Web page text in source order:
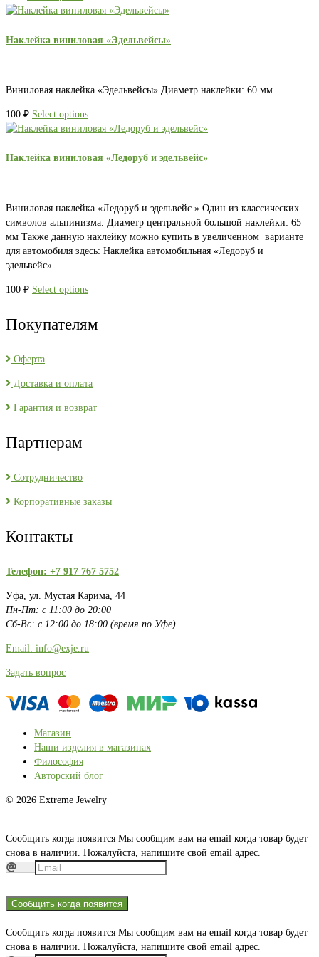
Наклейка виниловая «Эдельвейсы»
Виниловая наклейка «Эдельвейсы» Диаметр наклейки: 60 мм
100 ₽ Select options
Наклейка виниловая «Ледоруб и эдельвейс»
Виниловая наклейка «Ледоруб и эдельвейс » Один из классических
символов альпинизма. Диаметр центральной большой наклейки: 65
мм Также данную наклейку можно купить в увеличенном варианте
для автомобиля здесь: Наклейка автомобильная «Ледоруб и
эдельвейс»
100 ₽ Select options
Покупателям
Оферта
Доставка и оплата
Гарантия и возврат
Партнерам
Сотрудничество
Корпоративные заказы
Контакты
Телефон: +7 917 767 5752
Уфа, ул. Мустая Карима, 44
Пн-Пт: с 11:00 до 20:00
Сб-Вс: с 12:00 до 18:00 (время по Уфе)
Email: info@exje.ru
Задать вопрос
Магазин
Наши изделия в магазинах
Философия
Авторский блог
© 2026 Extreme Jewelry
Сообщить когда появится Мы сообщим вам на email когда товар будет
снова в наличии. Пожалуйста, напишите свой email адрес.
Сообщить когда появится
Сообщить когда появится Мы сообщим вам на email когда товар будет
снова в наличии. Пожалуйста, напишите свой email адрес.